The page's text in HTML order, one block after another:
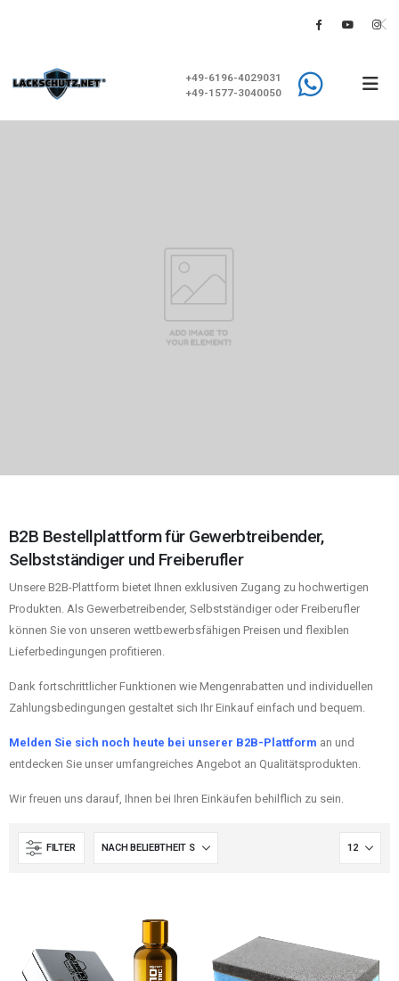
+49-6196-4029031
+49-1577-3040050
B2B Bestellplattform für Gewerbtreibender,
Selbstständiger und Freiberufler
Unsere B2B-Plattform bietet Ihnen exklusiven Zugang zu hochwertigen
Produkten. Als Gewerbetreibender, Selbstständiger oder Freiberufler
können Sie von unseren wettbewerbsfähigen Preisen und flexiblen
Lieferbedingungen profitieren.
Dank fortschrittlicher Funktionen wie Mengenrabatten und individuellen
Zahlungsbedingungen gestaltet sich Ihr Einkauf einfach und bequem.
Melden Sie sich noch heute bei unserer B2B-Plattform an und
entdecken Sie unser umfangreiches Angebot an Qualitätsprodukten.
Wir freuen uns darauf, Ihnen bei Ihren Einkäufen behilflich zu sein.
FILTER